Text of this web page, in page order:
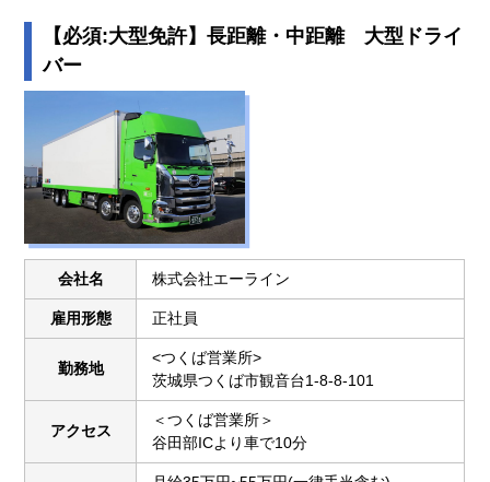
【必須:大型免許】長距離・中距離 大型ドライ
バー
会社名 株式会社エーライン
雇用形態 正社員
勤務地
<つくば営業所>
茨城県つくば市観音台1-8-8-101
アクセス
＜つくば営業所＞
谷田部ICより車で10分